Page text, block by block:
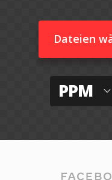
Dateien
PPM